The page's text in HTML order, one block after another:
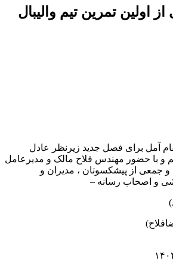
اولین تمرین تیم والیبال
آمل برای فصل جدید زیرنظر عادل
و با حضور مهندس فلاح مالک و مدیرعامل
جمعی از پیشکسوتان ، مدیران و
و اصحاب رسانه –